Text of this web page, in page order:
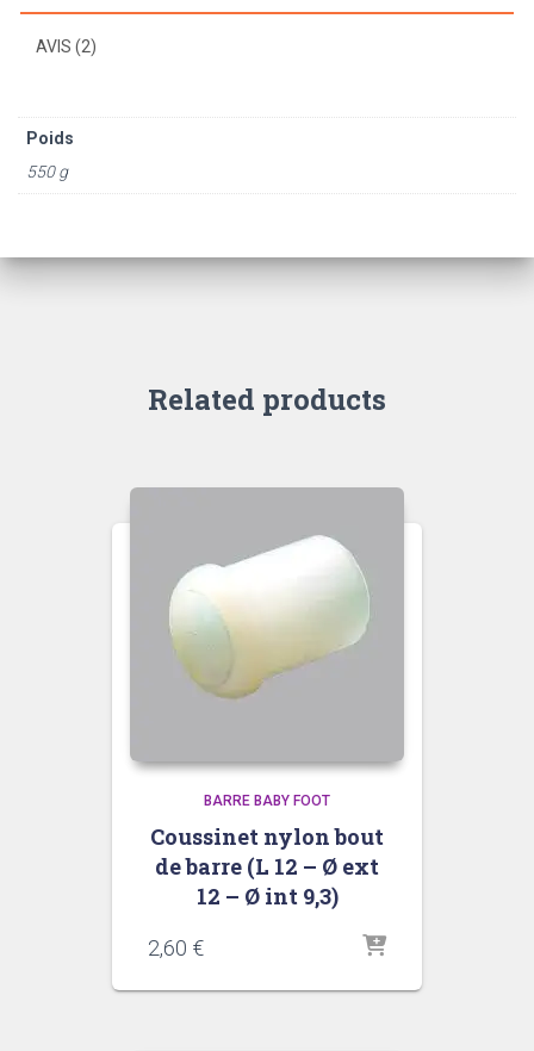
AVIS (2)
Poids
550 g
Related products
BARRE BABY FOOT
Coussinet nylon bout
de barre (L 12 – Ø ext
12 – Ø int 9,3)
2,60 €